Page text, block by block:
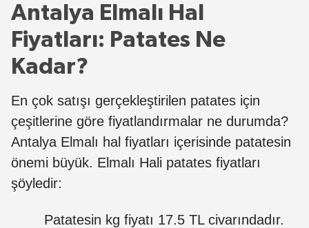
Antalya Elmalı Hal
Fiyatları: Patates Ne
Kadar?
En çok satışı gerçekleştirilen patates için
çeşitlerine göre fiyatlandırmalar ne durumda?
Antalya Elmalı hal fiyatları içerisinde patatesin
önemi büyük. Elmalı Hali patates fiyatları
şöyledir:
Patatesin kg fiyatı 17.5 TL civarındadır.